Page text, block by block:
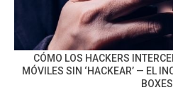
CÓMO LOS HACKERS
MÓVILES SIN ‘HACKEAR’ — EL